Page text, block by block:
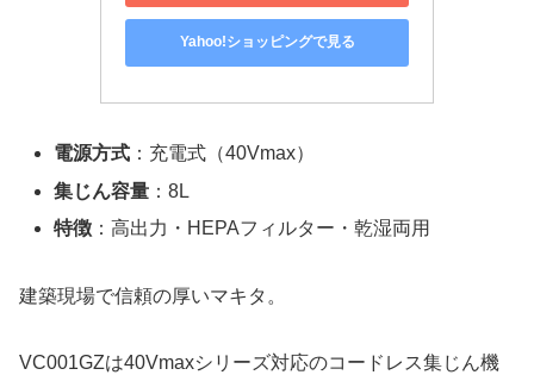
Yahoo!ショッピングで見る
電源方式 ：充電式（40Vmax）
集じん容量 ：8L
特徴 ：高出力・HEPAフィルター・乾湿両用
建築現場で信頼の厚いマキタ。
VC001GZは40Vmaxシリーズ対応のコードレス集じん機